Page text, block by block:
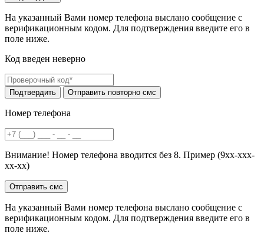
На указанный Вами номер телефона выслано сообщение с
верификационным кодом. Для подтверждения введите его в
поле ниже.
Код введен неверно
Номер телефона
Внимание! Номер телефона вводится без 8. Пример (9хх-ххх-
хх-хх)
На указанный Вами номер телефона выслано сообщение с
верификационным кодом. Для подтверждения введите его в
поле ниже.